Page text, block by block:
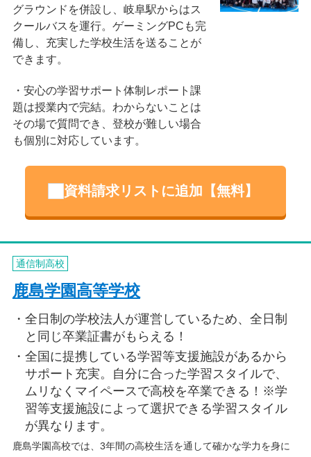
グラウンドを併設し、岐阜駅からはス
クールバスを運行。ゲーミングPCも完
備し、充実した学校生活を送ることが
できます。
安心の学習サポート体制レポート課
題は授業内で完結。わからないことは
その場で質問でき、登校が難しい場合
も個別に対応しています。
資料請求リストに追加【無料】
通信制高校
鹿島学園高等学校
全日制の学校法人が運営しているため、全日制
と同じ卒業証書がもらえる！
全国に提携している学習等支援施設があるから
サポート充実。自分に合った学習スタイルで、
ムリなくマイペースで高校を卒業できる！※学
習等支援施設によって選択できる学習スタイル
が異なります。
鹿島学園高校では、3年間の高校生活を通して確かな学力を身に